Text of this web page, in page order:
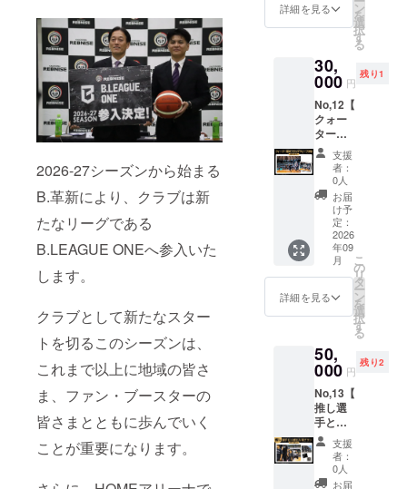
2026-27シーズンから始まる
B.革新により、クラブは新
たなリーグである
B.LEAGUE ONEへ参入いた
します。
クラブとして新たなスター
トを切るこのシーズンは、
これまで以上に地域の皆さ
ま、ファン・ブースターの
皆さまとともに歩んでいく
ことが重要になります。
り修正
をお願
ござい
ます。
※掲出終
了後、
ご支援
者様へ
お届け
いたし
ます
シーズ
デザイ
ンミニ
グ（サ
イズ：
幅
300mm
×高さ
200mm
） ・ロ
ゴス
テッ
カー
（サイ
ズ：横
縦
8cm）
影しま
の一員
になっ
な特別
な思い
出をお
楽しみ
くださ
い。 ※
選手の
指定は
できま
せん。
※9月13
日(日)開
催プレ
シーズ
デザイ
ンミニ
グ（サ
イズ：
幅
300mm
×高さ
200mm
） ・ロ
ム（試
合中）
ミング
での旗
を担当
する権
利 ・
ウェー
ブ中の
写真
データ
提供
詳細を見る ン
を
選
択
す
る
30,
000 円
残り1
No,12【
クォー
ター間
のフ
ラッグ
ウェー
ブ体
験：9月
13日
(日)】
・プレ
シーズ
ンゲー
ム（試
合中）
ミング
での旗
を担当
する権
利 ・
ウェー
ブ中の
写真
データ
提供
支援
者：
0人
お届
け予
定：
2026
年09
月
詳細を見る
こ
の
リ
タ
ー
ン
を
選
択
す
る
50,
000 円
残り2
No,13【
推し選
手と一
緒に入
場プラ
ン（全
年齢対
支援
者：
0人
お届